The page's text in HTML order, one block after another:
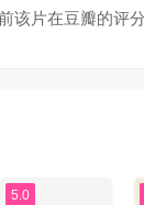
该片在豆瓣的评
5.0